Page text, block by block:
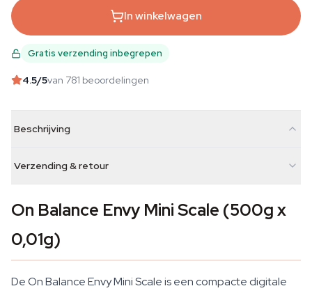
In winkelwagen
Gratis verzending inbegrepen
4.5/5van 781 beoordelingen
Beschrijving
Verzending & retour
On Balance Envy Mini Scale (500g x
0,01g)
De On Balance Envy Mini Scale is een compacte digitale